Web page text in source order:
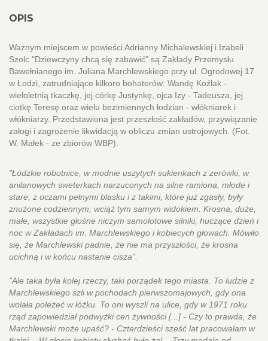
OPIS
Ważnym miejscem w powieści Adrianny Michalewskiej i Izabeli
Szolc "Dziewczyny chcą się zabawić" są Zakłady Przemysłu
Bawełnianego im. Juliana Marchlewskiego przy ul. Ogrodowej 17
w Łodzi, zatrudniające kilkoro bohaterów: Wandę Koźlak -
wieloletnią tkaczkę, jej córkę Justynkę, ojca Izy - Tadeusza, jej
ciotkę Teresę oraz wielu bezimiennych łodzian - włókniarek i
włókniarzy. Przedstawiona jest przeszłość zakładów, przywiązanie
załogi i zagrożenie likwidacją w obliczu zmian ustrojowych. (Fot.
W. Małek - ze zbiorów WBP).
"Łódzkie robotnice, w modnie uszytych sukienkach z zerówki, w
anilanowych sweterkach narzuconych na silne ramiona, młode i
stare, z oczami pełnymi blasku i z takimi, które już zgasły, były
znużone codziennym, wciąż tym samym widokiem. Krosna, duże,
małe, wszystkie głośne niczym samolotowe silniki, huczące dzień i
noc w Zakładach im. Marchlewskiego i kobiecych głowach. Mówiło
się, że Marchlewski padnie, że nie ma przyszłości, że krosna
ucichną i w końcu nastanie cisza".
"Ale taka była kolej rzeczy, taki porządek tego miasta. To ludzie z
Marchlewskiego szli w pochodach pierwszomajowych, gdy ona
wolała poleżeć w łóżku. To oni wyszli na ulice, gdy w 1971 roku
rząd zapowiedział podwyżki cen żywności [...] - Czy to prawda, że
Marchlewski może upaść? - Czterdzieści sześć lat pracowałam w